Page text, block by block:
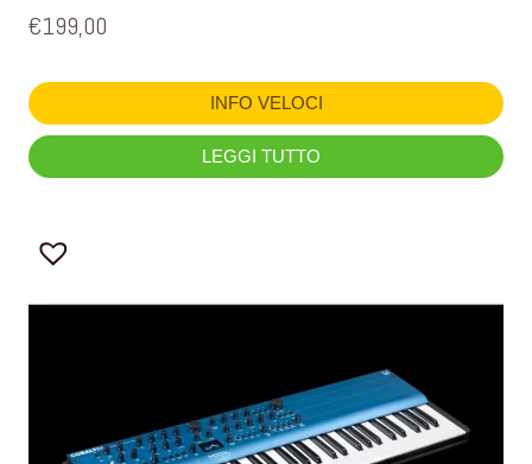
€199,00
INFO VELOCI
LEGGI TUTTO